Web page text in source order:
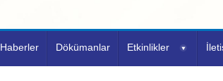
Haberler Dökümanlar Etkinlikler